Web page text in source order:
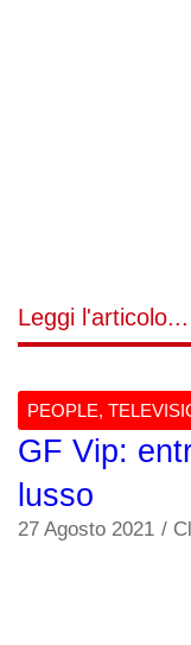
Leggi l'articolo...
PEOPLE,
GF Vip:
lusso
27 Agosto 2021 /